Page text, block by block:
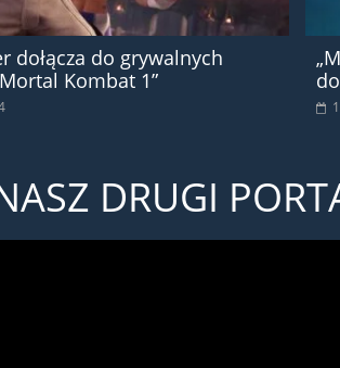
dołącza do grywalnych
Kombat 1”
DRUGI